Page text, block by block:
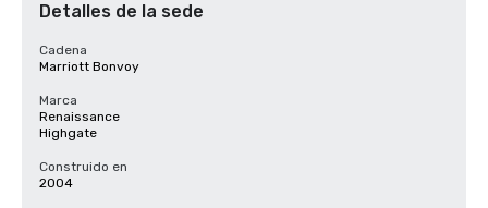
Detalles de la sede
Cadena
Marriott Bonvoy
Marca
Renaissance
Highgate
Construido en
2004